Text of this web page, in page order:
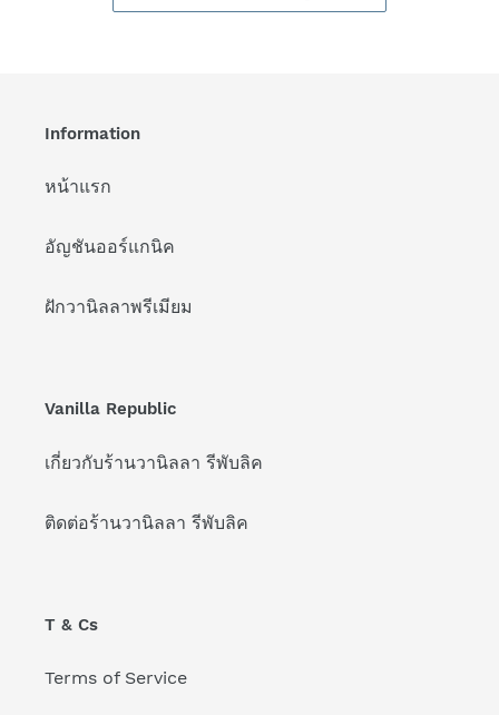
Information
หน้าแรก
อัญชันออร์แกนิค
ฝักวานิลลาพรีเมียม
Vanilla Republic
เกี่ยวกับร้านวานิลลา รีพับลิค
ติดต่อร้านวานิลลา รีพับลิค
T & Cs
Terms of Service